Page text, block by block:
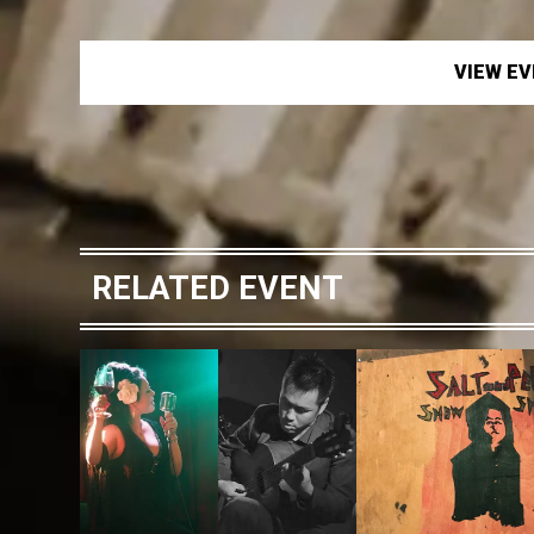
VIEW
RELATED EVENT